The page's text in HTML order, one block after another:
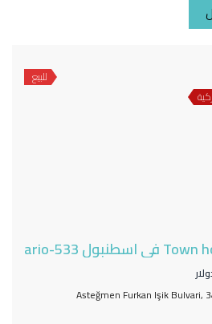
للبيع
Asteğmen Furkan Işik Bulvari,